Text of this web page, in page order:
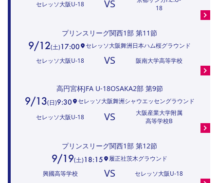
セレッソ大阪U-18 VS
18
プリンスリーグ関西1部 第11節
9/12(土)17:00 セレッソ大阪舞洲日本ハム桜グラウンド
セレッソ大阪U-18 VS 阪南大学高等学校
高円宮杯JFA U-18OSAKA2部 第9節
9/13(日)9:30 セレッソ大阪舞洲シャウエッセングラウンド
セレッソ大阪U-18 VS
大阪産業大学附属
高等学校B
プリンスリーグ関西1部 第12節
9/19(土)18:15 履正社茨木グラウンド
セレッソ大阪U-18
VS
興國高等学校